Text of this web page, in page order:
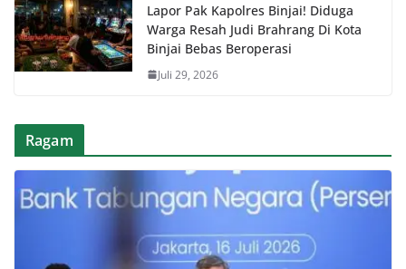
Lapor Pak Kapolres Binjai! Diduga
Warga Resah Judi Brahrang Di Kota
Binjai Bebas Beroperasi
Juli 29, 2026
Ragam